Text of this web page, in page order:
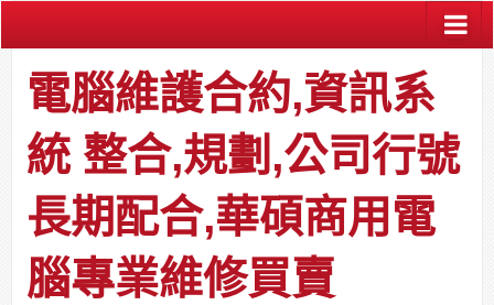
電腦維護合約,資訊系
統 整合,規劃,公司行號
長期配合,華碩商用電
腦專業維修買賣